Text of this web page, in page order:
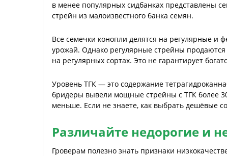
в менее популярных сидбанках представлены
стрейн из малоизвестного банка семян.
Все семечки конопли делятся на регулярные
урожай. Однако регулярные стрейны
на регулярных сортах. Это не гарантирует
Уровень ТГК — это содержание
бридеры вывели мощные стрейны с ТГК более
меньше. Если не знаете, как выбрать дешёвые
Различайте недорогие и
Гроверам полезно знать признаки